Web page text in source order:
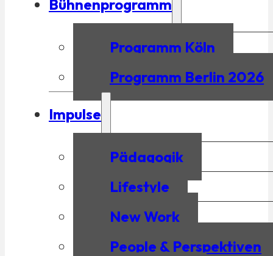
Bühnenprogramm
Programm Köln
Programm Berlin 2026
Impulse
Pädagogik
Lifestyle
New Work
People & Perspektiven